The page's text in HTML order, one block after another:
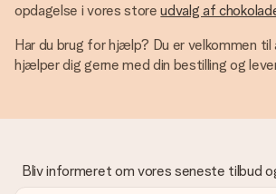
opdagelse i vores storeudvalg af
Har du brug for hjælp? Du er velkommen
hjælper dig gerne med din bestilling og
Bliv informeret om vores seneste tilbud